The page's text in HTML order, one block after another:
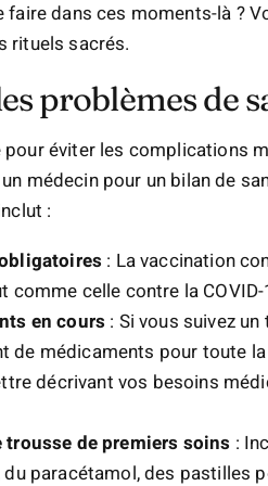
faire dans ces moments-là ?
rituels sacrés.
problèmes de
pour éviter les complications
médecin pour un bilan de
:
: La vaccination
comme celle contre la
en cours : Si vous suivez
de médicaments pour toute
décrivant vos besoins
trousse de premiers soins :
du paracétamol, des pastilles